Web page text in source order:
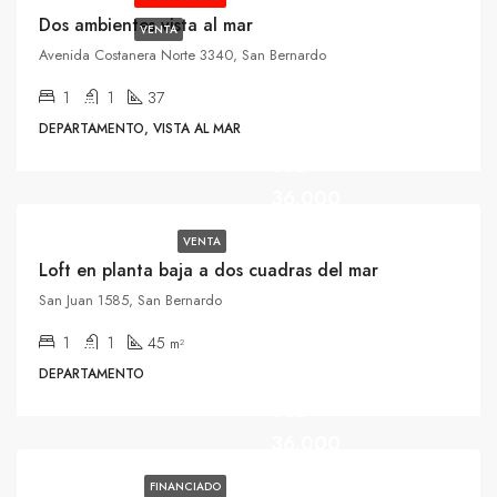
VENTA
Dos ambientes vista al mar
Avenida Costanera Norte 3340, San Bernardo
1 1 37
DEPARTAMENTO, VISTA AL MAR
VENTA
Loft en planta baja a dos cuadras del mar
San Juan 1585, San Bernardo
1 1 45 m²
DEPARTAMENTO
FINANCIADO